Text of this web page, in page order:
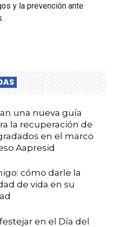
y la prevención ante
una nueva guía
la recuperación de
en el marco
Aapresid
cómo darle la
de vida en su
en el Día del